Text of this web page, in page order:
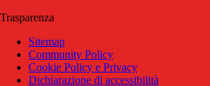
Trasparenza
Sitemap
Community Policy
Cookie Policy e Privacy
Dichiarazione di accessibilità